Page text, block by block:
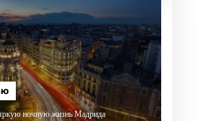
ночную жизнь Мадрида